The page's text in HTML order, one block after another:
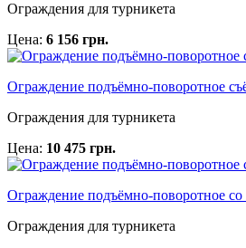
Ограждения для турникета
Цена: 6 156 грн.
Ограждение подъёмно-поворотное
Ограждения для турникета
Цена: 10 475 грн.
Ограждение подъёмно-поворотное со
Ограждения для турникета